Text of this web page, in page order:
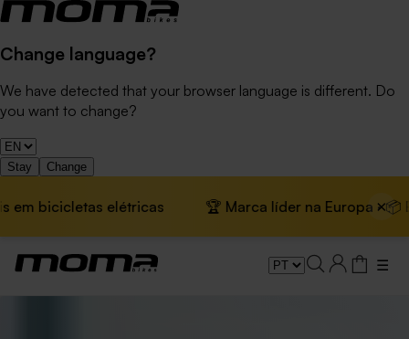
Change language?
We have detected that your browser language is different. Do
you want to change?
Stay Change
elétricas 🏆 Marca líder na Europa · 📦 Envio ×
☰